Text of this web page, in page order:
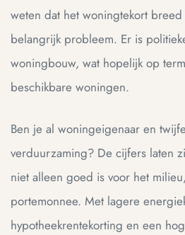
weten dat het woningtekort
belangrijk probleem. Er is
woningbouw, wat hopelijk op
beschikbare woningen.
Ben je al woningeigenaar en
verduurzaming? De cijfers laten
niet alleen goed is voor het
portemonnee. Met lagere
hypotheekrentekorting en een